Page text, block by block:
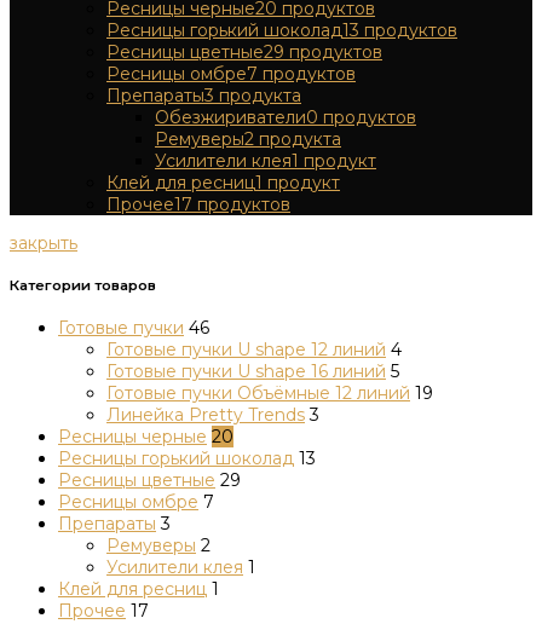
Ресницы черные20 продуктов
Ресницы горький шоколад13 продуктов
Ресницы цветные29 продуктов
Ресницы омбре7 продуктов
Препараты3 продукта
Обезжириватели0 продуктов
Ремуверы2 продукта
Усилители клея1 продукт
Клей для ресниц1 продукт
Прочее17 продуктов
закрыть
Категории товаров
Готовые пучки 46
Готовые пучки U shape 12 линий 4
Готовые пучки U shape 16 линий 5
Готовые пучки Объёмные 12 линий 19
Линейка Pretty Trends 3
Ресницы черные 20
Ресницы горький шоколад 13
Ресницы цветные 29
Ресницы омбре 7
Препараты 3
Ремуверы 2
Усилители клея 1
Клей для ресниц 1
Прочее 17